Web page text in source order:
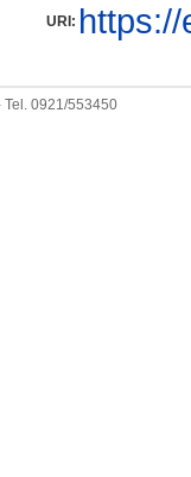
URI:
Tel. 0921/553450